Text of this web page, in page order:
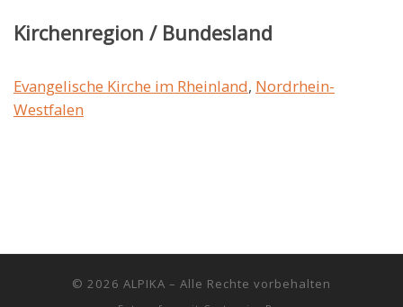
Kirchenregion / Bundesland
Evangelische Kirche im Rheinland, Nordrhein-
Westfalen
© 2026 ALPIKA – Alle Rechte vorbehalten